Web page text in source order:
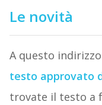
Le novità
A questo
testo approvato
trovate il testo a